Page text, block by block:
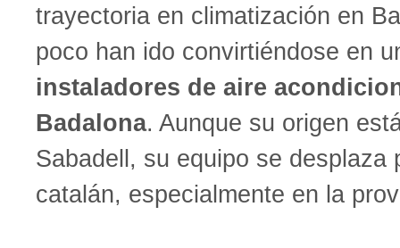
trayectoria en climatización en
poco han ido convirtiéndose en
instaladores de aire
Badalona. Aunque su origen
Sabadell, su equipo se desplaza
catalán, especialmente en la